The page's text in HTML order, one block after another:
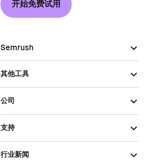
开始免费试用
Semrush
其他工具
公司
支持
行业新闻